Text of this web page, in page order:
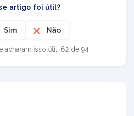
artigo foi útil?
Sim Não
acharam isso útil: 62 de 94